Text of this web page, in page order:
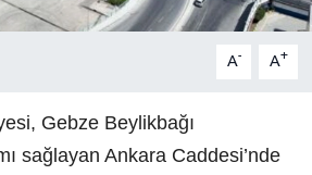
A- A+
Gebze Beylikbağı
sağlayan Ankara Caddesi’nde